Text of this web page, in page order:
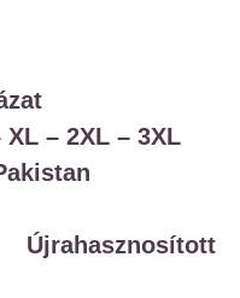
XL – 2XL – 3XL
Újrahasznosított